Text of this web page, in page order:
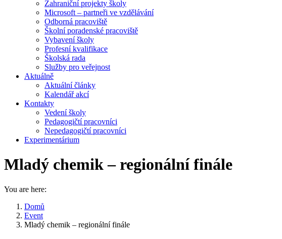
Zahraniční projekty školy
Microsoft – partneři ve vzdělávání
Odborná pracoviště
Školní poradenské pracoviště
Vybavení školy
Profesní kvalifikace
Školská rada
Služby pro veřejnost
Aktuálně
Aktuální články
Kalendář akcí
Kontakty
Vedení školy
Pedagogičtí pracovníci
Nepedagogičtí pracovníci
Experimentárium
Mladý chemik – regionální finále
You are here:
Domů
Event
Mladý chemik – regionální finále